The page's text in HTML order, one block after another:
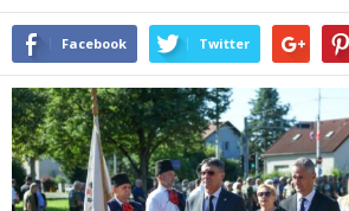
Facebook Twitter